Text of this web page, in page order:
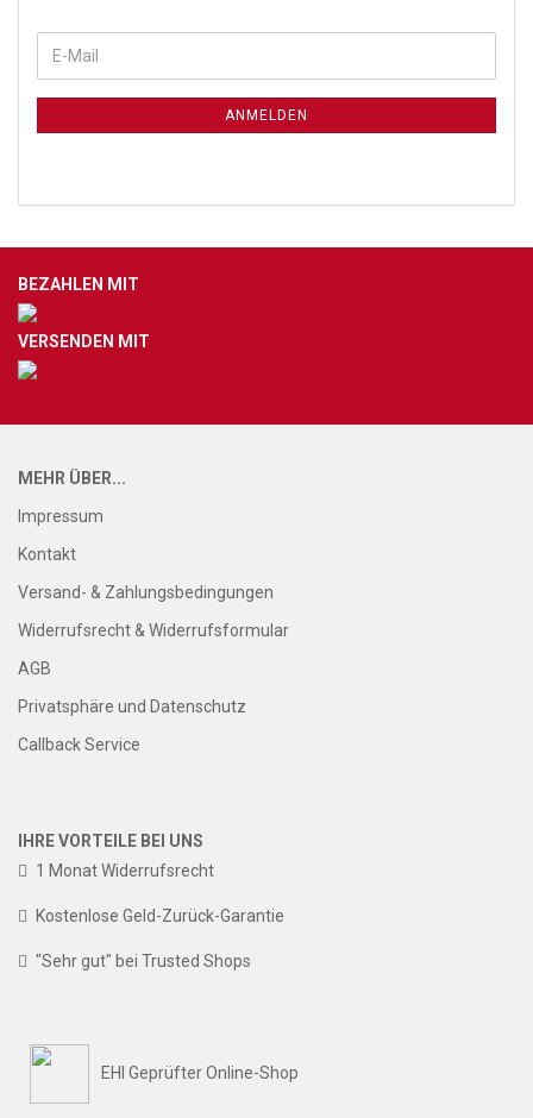
ANMELDEN
BEZAHLEN MIT
VERSENDEN MIT
MEHR ÜBER...
Impressum
Kontakt
Versand- & Zahlungsbedingungen
Widerrufsrecht & Widerrufsformular
AGB
Privatsphäre und Datenschutz
Callback Service
IHRE VORTEILE BEI UNS
1 Monat Widerrufsrecht
Kostenlose Geld-Zurück-Garantie
"Sehr gut" bei Trusted Shops
EHI Geprüfter Online-Shop